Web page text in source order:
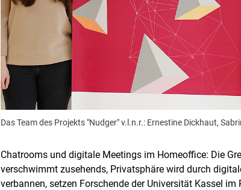
Das Team des Projekts "Nudger" v.l.n.r.: Ernestine Dickhaut,
Chatrooms und digitale Meetings im Homeoffice: Die
verschwimmt zusehends, Privatsphäre wird durch
verbannen, setzen Forschende der Universität Kassel